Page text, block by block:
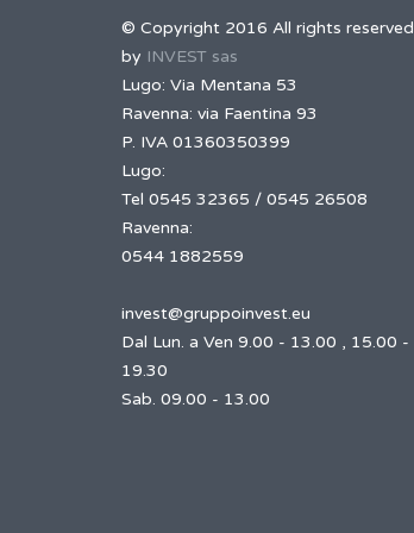
© Copyright 2016 All rights reserved
by INVEST sas
Lugo: Via Mentana 53
Ravenna: via Faentina 93
P. IVA 01360350399
Lugo:
Tel 0545 32365 / 0545 26508
Ravenna:
0544 1882559
invest@gruppoinvest.eu
Dal Lun. a Ven 9.00 - 13.00 , 15.00 -
19.30
Sab. 09.00 - 13.00